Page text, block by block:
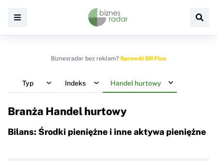
Biznesradar bez reklam? Sprawdź BR Plus
Typ Indeks Handel hurtowy
Branża Handel hurtowy
Bilans: Środki pieniężne i inne aktywa pieniężne